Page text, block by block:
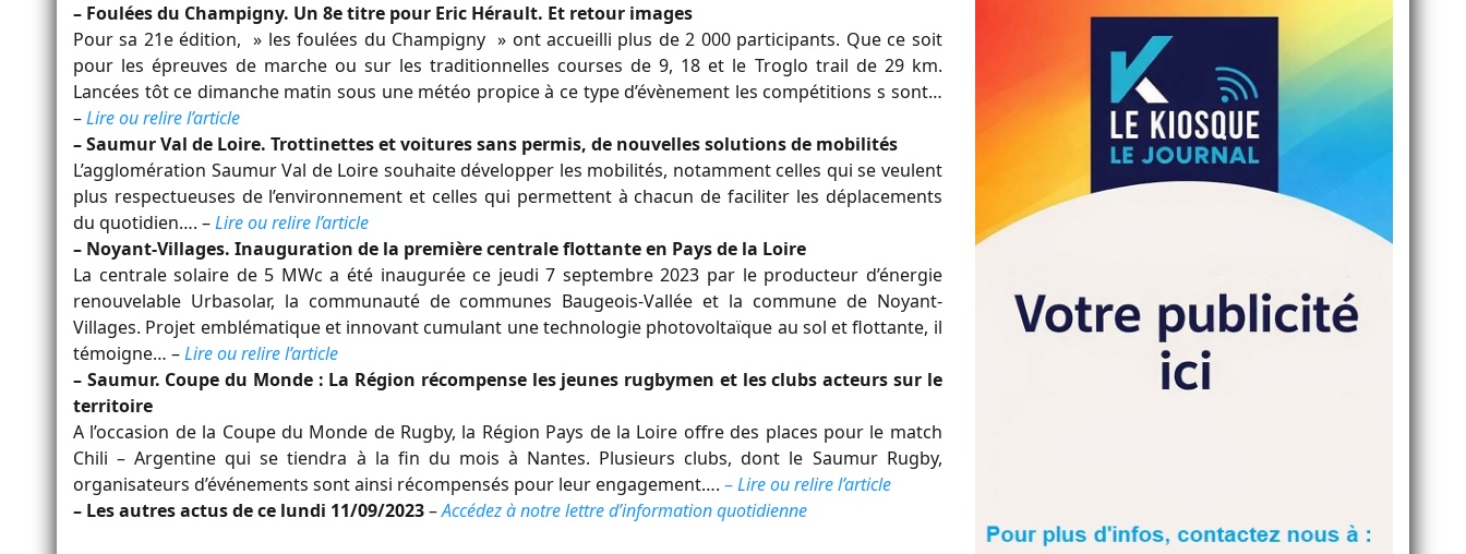
– Foulées du Champigny. Un 8e titre pour Eric Hérault. Et retour images
Pour sa 21e édition, » les foulées du Champigny » ont accueilli plus de 2 000 participants. Que ce soit
pour les épreuves de marche ou sur les traditionnelles courses de 9, 18 et le Troglo trail de 29 km.
Lancées tôt ce dimanche matin sous une météo propice à ce type d’évènement les compétitions s sont…
–Lire ou relire l’article
– Saumur Val de Loire. Trottinettes et voitures sans permis, de nouvelles solutions de mobilités
L’agglomération Saumur Val de Loire souhaite développer les mobilités, notamment celles qui se veulent
plus respectueuses de l’environnement et celles qui permettent à chacun de faciliter les déplacements
du quotidien…. –Lire ou relire l’article
– Noyant-Villages. Inauguration de la première centrale flottante en Pays de la Loire
La centrale solaire de 5 MWc a été inaugurée ce jeudi 7 septembre 2023 par le producteur d’énergie
renouvelable Urbasolar, la communauté de communes Baugeois-Vallée et la commune de Noyant-
Villages. Projet emblématique et innovant cumulant une technologie photovoltaïque au sol et flottante, il
témoigne… –Lire ou relire l’article
– Saumur. Coupe du Monde : La Région récompense les jeunes rugbymen et les clubs acteurs sur le
territoire
A l’occasion de la Coupe du Monde de Rugby, la Région Pays de la Loire offre des places pour le match
Chili – Argentine qui se tiendra à la fin du mois à Nantes. Plusieurs clubs, dont le Saumur Rugby,
organisateurs d’événements sont ainsi récompensés pour leur engagement…. –Lire ou relire l’article
– Les autres actus de ce lundi 11/09/2023–Accédez à notre lettre d’information quotidienne